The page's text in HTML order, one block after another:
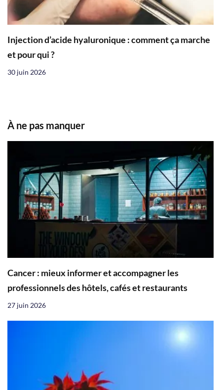
Injection d’acide hyaluronique : comment ça marche
et pour qui ?
30 juin 2026
À ne pas manquer
Cancer : mieux informer et accompagner les
professionnels des hôtels, cafés et restaurants
27 juin 2026